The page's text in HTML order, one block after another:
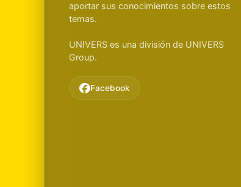
aportar sus conocimientos sobre estos
temas.
UNIVERS es una división de UNIVERS
Group.
Facebook